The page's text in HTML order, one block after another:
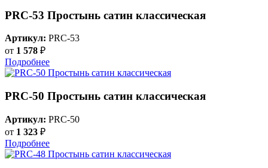
PRC-53 Простынь сатин классическая
Артикул: PRC-53
от 1 578 ₽
Подробнее
PRC-50 Простынь сатин классическая
Артикул: PRC-50
от 1 323 ₽
Подробнее